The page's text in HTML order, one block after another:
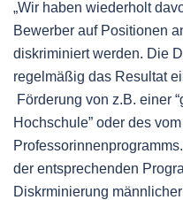
„Wir haben wiederholt
Bewerber auf Positionen
diskriminiert werden. Die
regelmäßig das Resultat
Förderung von z.B. einer
Hochschule” oder des
der entsprechenden
Diskrminierung